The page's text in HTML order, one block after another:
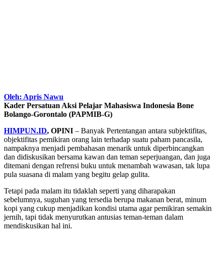
Oleh: Apris Nawu
Kader Persatuan Aksi Pelajar Mahasiswa Indonesia Bone
Bolango-Gorontalo (PAPMIB-G)
HIMPUN.ID, OPINI – Banyak Pertentangan antara subjektifitas,
objektifitas pemikiran orang lain terhadap suatu paham pancasila,
nampaknya menjadi pembahasan menarik untuk diperbincangkan
dan didiskusikan bersama kawan dan teman seperjuangan, dan juga
ditemani dengan refrensi buku untuk menambah wawasan, tak lupa
pula suasana di malam yang begitu gelap gulita.
Tetapi pada malam itu tidaklah seperti yang diharapakan
sebelumnya, suguhan yang tersedia berupa makanan berat, minum
kopi yang cukup menjadikan kondisi utama agar pemikiran semakin
jernih, tapi tidak menyurutkan antusias teman-teman dalam
mendiskusikan hal ini.